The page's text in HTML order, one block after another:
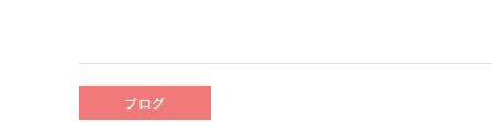
ブログ